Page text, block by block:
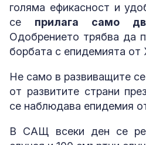
голяма ефикасност и
се прилага само
Одобрението трябва да
борбата с епидемията от
Не само в развиващите
от развитите страни
се наблюдава епидемия
В САЩ всеки ден се